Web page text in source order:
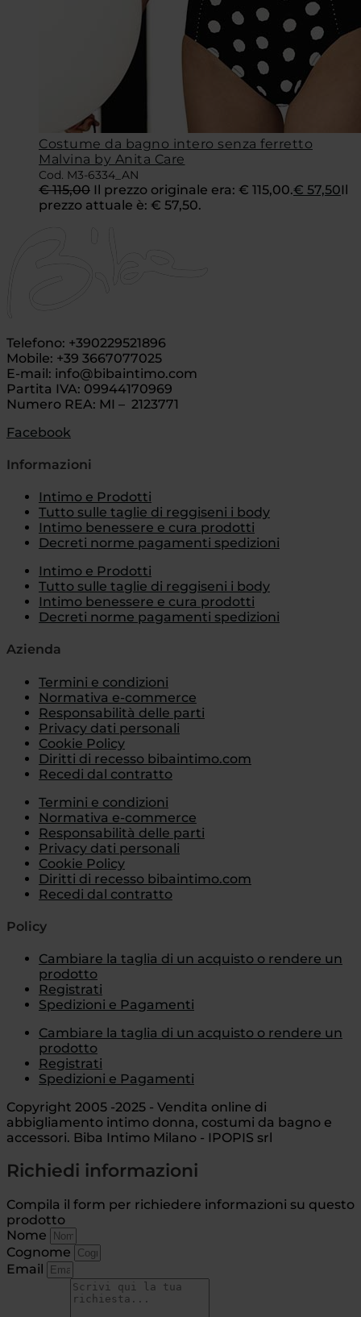
Costume da bagno intero senza ferretto
Malvina by Anita Care
Cod. M3-6334_AN
€115,00 Il prezzo originale era: € 115,00.€ 57,50Il
prezzo attuale è: € 57,50.
Telefono: +390229521896
Mobile: +39 3667077025
E-mail: info@bibaintimo.com
Partita IVA: 09944170969
Numero REA: MI – 2123771
Facebook
Informazioni
Intimo e Prodotti
Tutto sulle taglie di reggiseni i body
Intimo benessere e cura prodotti
Decreti norme pagamenti spedizioni
Intimo e Prodotti
Tutto sulle taglie di reggiseni i body
Intimo benessere e cura prodotti
Decreti norme pagamenti spedizioni
Azienda
Termini e condizioni
Normativa e-commerce
Responsabilità delle parti
Privacy dati personali
Cookie Policy
Diritti di recesso bibaintimo.com
Recedi dal contratto
Termini e condizioni
Normativa e-commerce
Responsabilità delle parti
Privacy dati personali
Cookie Policy
Diritti di recesso bibaintimo.com
Recedi dal contratto
Policy
Cambiare la taglia di un acquisto o rendere un
prodotto
Registrati
Spedizioni e Pagamenti
Cambiare la taglia di un acquisto o rendere un
prodotto
Registrati
Spedizioni e Pagamenti
Copyright 2005 -2025 - Vendita online di
abbigliamento intimo donna, costumi da bagno e
accessori. Biba Intimo Milano - IPOPIS srl
Richiedi informazioni
Compila il form per richiedere informazioni su questo
prodotto
Nome
Cognome
Email